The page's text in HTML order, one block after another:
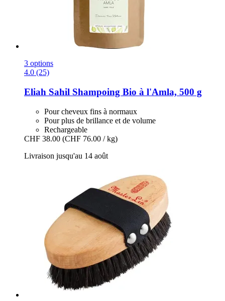
3 options
4.0 (25)
Eliah Sahil Shampoing Bio à l'Amla, 500 g
Pour cheveux fins à normaux
Pour plus de brillance et de volume
Rechargeable
CHF 38.00 (CHF 76.00 / kg)
Livraison jusqu'au 14 août